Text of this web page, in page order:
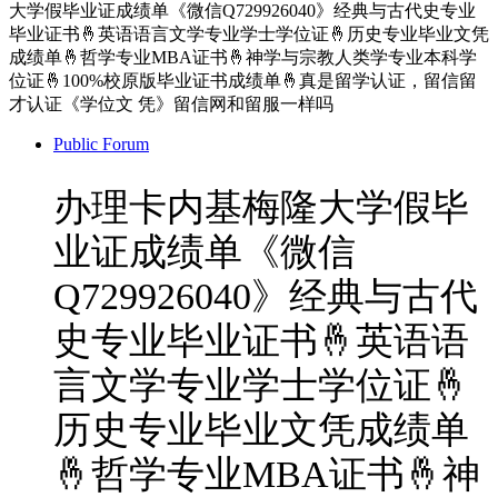
大学假毕业证成绩单《微信Q729926040》经典与古代史专业
毕业证书🤞英语语言文学专业学士学位证🤞历史专业毕业文凭
成绩单🤞哲学专业MBA证书🤞神学与宗教人类学专业本科学
位证🤞100%校原版毕业证书成绩单🤞真是留学认证，留信留
才认证《学位文 凭》留信网和留服一样吗
Public Forum
办理卡内基梅隆大学假毕
业证成绩单《微信
Q729926040》经典与古代
史专业毕业证书🤞英语语
言文学专业学士学位证🤞
历史专业毕业文凭成绩单
🤞哲学专业MBA证书🤞神